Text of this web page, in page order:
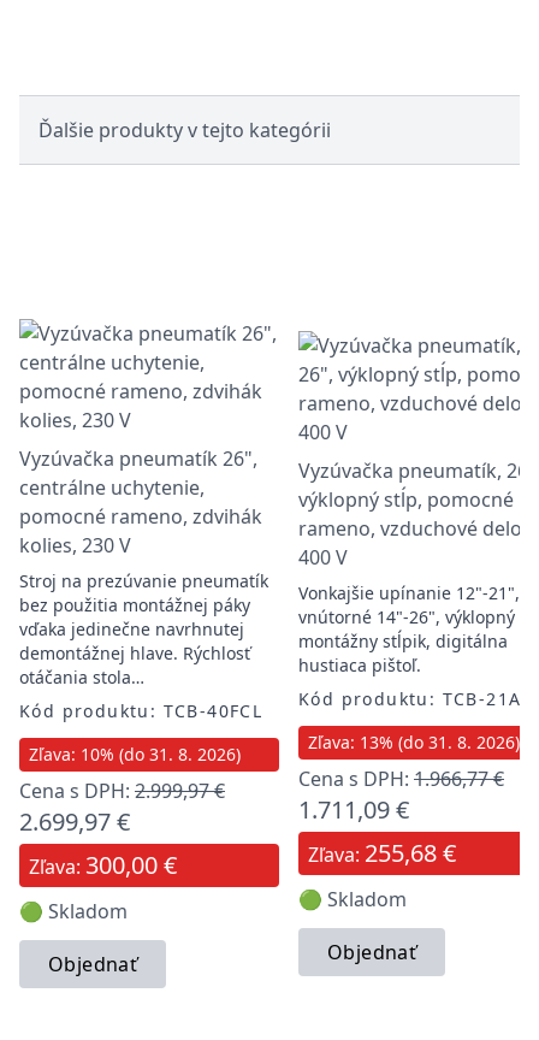
Ďalšie produkty v tejto kategórii
Vyzúvačka pneumatík 26",
centrálne uchytenie,
pomocné rameno, zdvihák
kolies, 230 V
Stroj na prezúvanie pneumatík
bez použitia montážnej páky
vďaka jedinečne navrhnutej
demontážnej hlave. Rýchlosť
otáčania stola…
Kód produktu: TCB-40FCL
Zľava: 10% (do 31. 8. 2026)
Cena s DPH: 2.999,97 €
2.699,97 €
Zľava: 300,00 €
🟢 Skladom
Objednať
Vyzúvačka pneumatík,
výklopný stĺp, pomocné
rameno, vzduchové delo,
400 V
Vonkajšie upínanie 12"-21",
vnútorné 14"-26", výklopný
montážny stĺpik, digitálna
hustiaca pištoľ.
Kód produktu: TCB-21A
Zľava: 13% (do 31. 8. 2026)
Cena s DPH: 1.966,77 €
1.711,09 €
Zľava: 255,68 €
🟢 Skladom
Objednať